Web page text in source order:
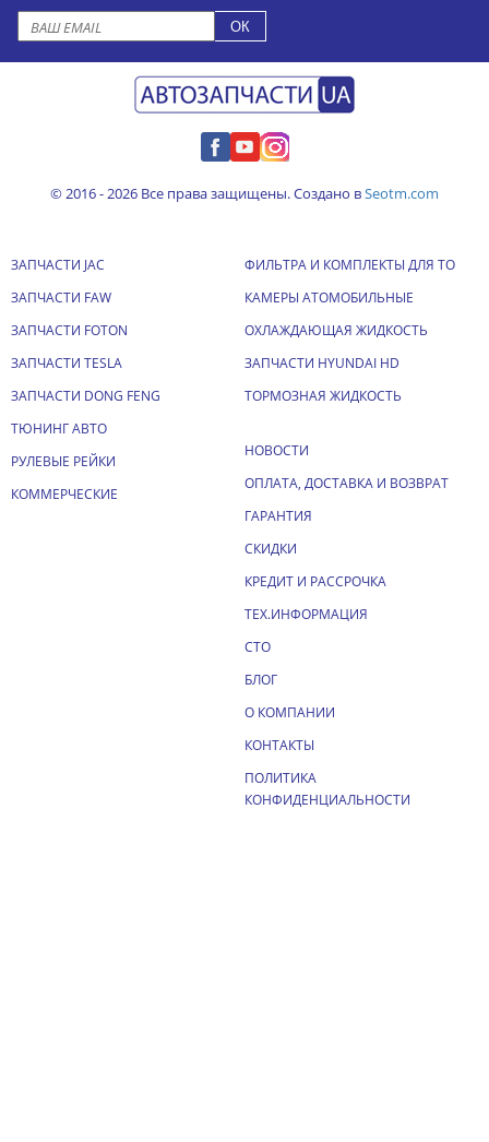
© 2016 - 2026 Все права защищены. Создано вSeotm.com
ЗАПЧАСТИ JAC
ЗАПЧАСТИ FAW
ЗАПЧАСТИ FOTON
ЗАПЧАСТИ TESLA
ЗАПЧАСТИ DONG FENG
ТЮНИНГ АВТО
РУЛЕВЫЕ РЕЙКИ
КОММЕРЧЕСКИЕ
ФИЛЬТРА И КОМПЛЕКТЫ ДЛЯ ТО
КАМЕРЫ АТОМОБИЛЬНЫЕ
ОХЛАЖДАЮЩАЯ ЖИДКОСТЬ
ЗАПЧАСТИ HYUNDAI HD
ТОРМОЗНАЯ ЖИДКОСТЬ
НОВОСТИ
ОПЛАТА, ДОСТАВКА И ВОЗВРАТ
ГАРАНТИЯ
СКИДКИ
КРЕДИТ И РАССРОЧКА
ТЕХ.ИНФОРМАЦИЯ
СТО
БЛОГ
О КОМПАНИИ
КОНТАКТЫ
ПОЛИТИКА
КОНФИДЕНЦИАЛЬНОСТИ